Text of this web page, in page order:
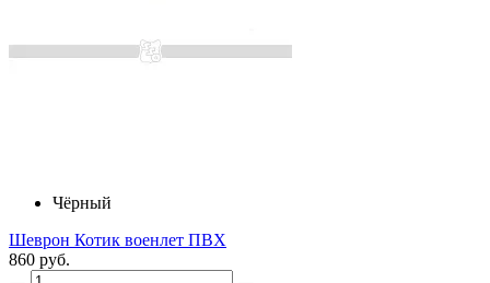
Чёрный
Шеврон Котик военлет ПВХ
860 руб.